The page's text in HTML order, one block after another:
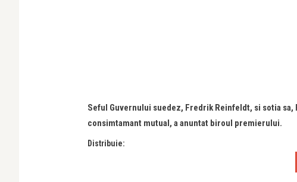
Seful Guvernului suedez, Fredrik Reinfeldt, si sotia
consimtamant mutual, a anuntat biroul premierului.
Distribuie: